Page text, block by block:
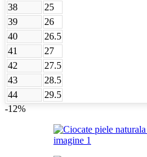
38
25
39
26
40
26.5
41
27
42
27.5
43
28.5
44
29.5
-12%